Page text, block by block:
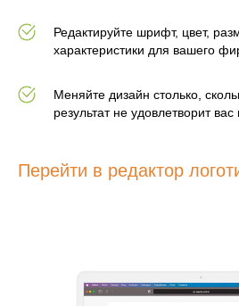
Редактируйте шрифт, цвет,
характеристики для вашего
Меняйте дизайн столько,
результат не удовлетворит
Перейти в редактор